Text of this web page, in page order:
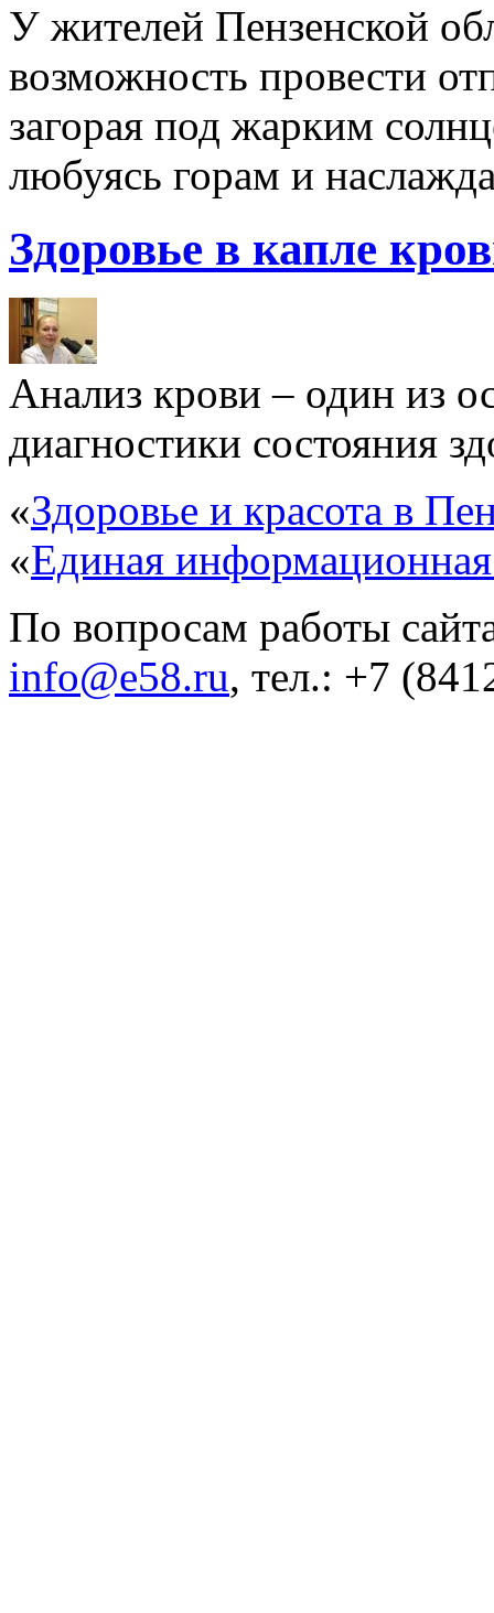
У жителей Пензенской
возможность провести
загорая под жарким
любуясь горам и
Здоровье в капле
Анализ крови – один из
диагностики состояния
«Здоровье и красота в
«Единая
По вопросам работы
info@e58.ru, тел.: +7